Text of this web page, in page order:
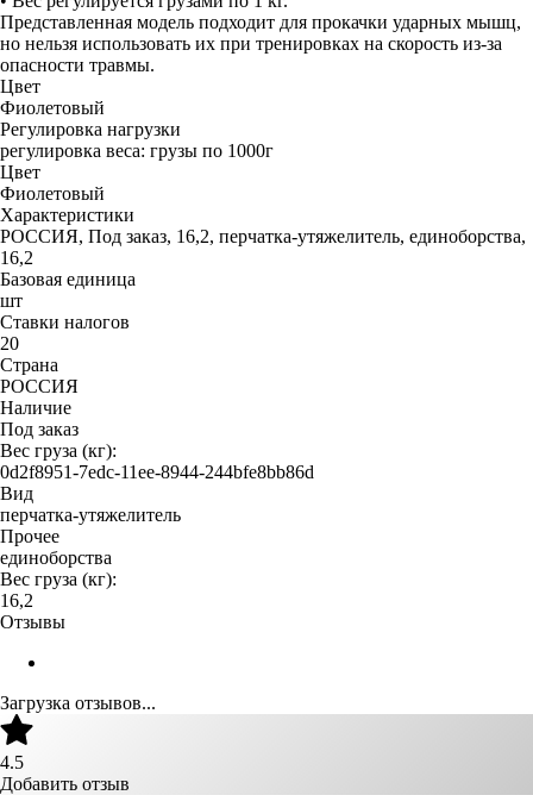
Представленная модель подходит для прокачки ударных мышц,
но нельзя использовать их при тренировках на скорость из-за
опасности травмы.
Цвет
Фиолетовый
Регулировка нагрузки
регулировка веса: грузы по 1000г
Цвет
Фиолетовый
Характеристики
РОССИЯ, Под заказ, 16,2, перчатка-утяжелитель, единоборства,
16,2
Базовая единица
шт
Ставки налогов
20
Страна
РОССИЯ
Наличие
Под заказ
Вес груза (кг):
0d2f8951-7edc-11ee-8944-244bfe8bb86d
Вид
перчатка-утяжелитель
Прочее
единоборства
Вес груза (кг):
16,2
Отзывы
Загрузка отзывов...
4.5
Добавить отзыв